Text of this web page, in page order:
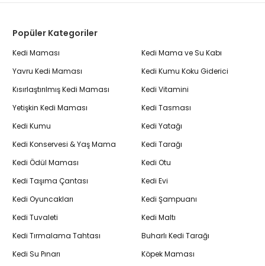
Popüler Kategoriler
Kedi Maması
Yavru Kedi Maması
Kısırlaştırılmış Kedi Maması
Yetişkin Kedi Maması
Kedi Kumu
Kedi Konservesi & Yaş Mama
Kedi Ödül Maması
Kedi Taşıma Çantası
Kedi Oyuncakları
Kedi Tuvaleti
Kedi Tırmalama Tahtası
Kedi Su Pınarı
Kedi Mama ve Su Kabı
Kedi Kumu Koku Giderici
Kedi Vitamini
Kedi Tasması
Kedi Yatağı
Kedi Tarağı
Kedi Otu
Kedi Evi
Kedi Şampuanı
Kedi Maltı
Buharlı Kedi Tarağı
Köpek Maması